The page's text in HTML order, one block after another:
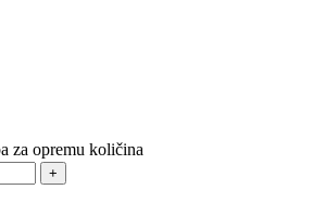
za opremu količina